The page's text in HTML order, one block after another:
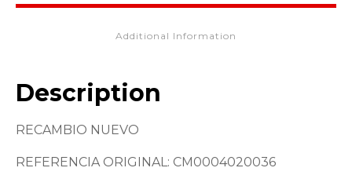
Additional Information
Description
RECAMBIO NUEVO
REFERENCIA ORIGINAL: CM0004020036